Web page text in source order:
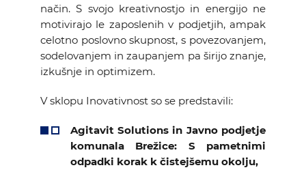
način. S svojo kreativnostjo in energijo ne
motivirajo le zaposlenih v podjetjih, ampak
celotno poslovno skupnost, s povezovanjem,
sodelovanjem in zaupanjem pa širijo znanje,
izkušnje in optimizem.
V sklopu Inovativnost so se predstavili:
Agitavit Solutions in Javno podjetje
komunala Brežice: S pametnimi
odpadki korak k čistejšemu okolju,